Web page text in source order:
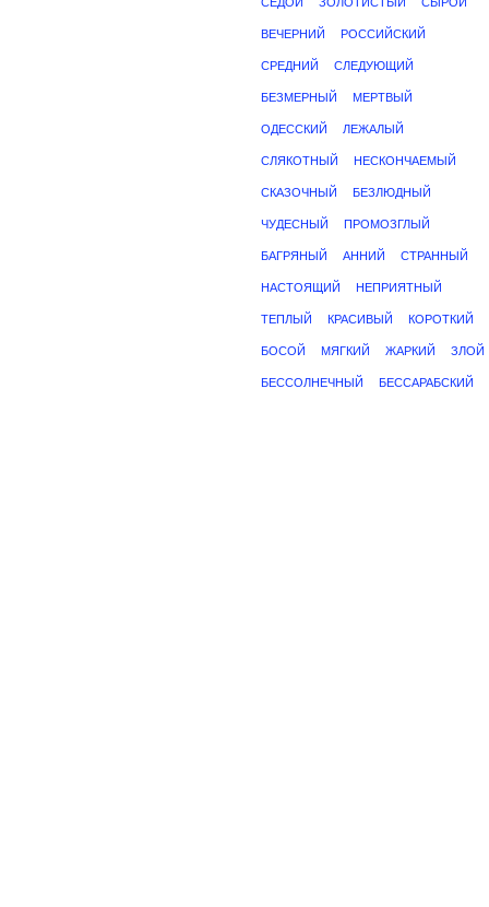
ВЕЧЕРНИЙ РОССИЙСКИЙ
СРЕДНИЙ СЛЕДУЮЩИЙ
БЕЗМЕРНЫЙ МЕРТВЫЙ
ОДЕССКИЙ ЛЕЖАЛЫЙ
СЛЯКОТНЫЙ НЕСКОНЧАЕМЫЙ
СКАЗОЧНЫЙ БЕЗЛЮДНЫЙ
ЧУДЕСНЫЙ ПРОМОЗГЛЫЙ
БАГРЯНЫЙ АННИЙ СТРАННЫЙ
НАСТОЯЩИЙ НЕПРИЯТНЫЙ
ТЕПЛЫЙ КРАСИВЫЙ КОРОТКИЙ
БОСОЙ МЯГКИЙ ЖАРКИЙ ЗЛОЙ
БЕССОЛНЕЧНЫЙ БЕССАРАБСКИЙ